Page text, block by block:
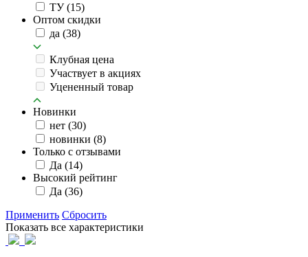
ТУ(15)
Оптом скидки
да (38)
Клубная цена
Участвует в акциях
Уцененный товар
Новинки
нет (30)
новинки (8)
Только с отзывами
Да (14)
Высокий рейтинг
Да (36)
Применить Сбросить
Показать все характеристики